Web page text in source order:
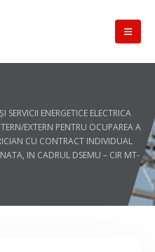
SERVICII ENERGETICE ELECTRICA
EXTERN PENTRU OCUPAREA A
CU CONTRACT INDIVIDUAL
IN CADRUL DSEMU – CIR MT-